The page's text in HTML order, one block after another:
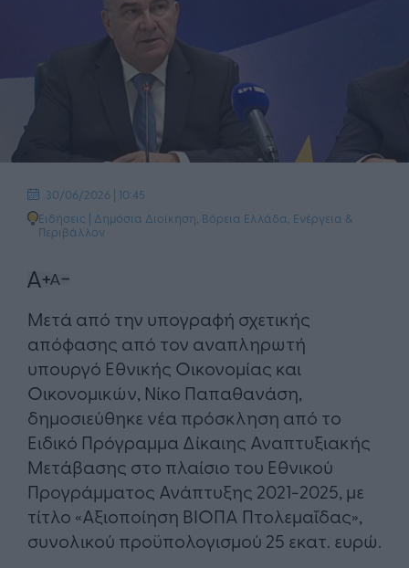
30/06/2026 | 10:45
Ειδήσεις | Δημόσια Διοίκηση Βόρεια Ελλάδα Ενέργεια &
Περιβάλλον
Μετά από την υπογραφή σχετικής
απόφασης από τον αναπληρωτή
υπουργό Εθνικής Οικονομίας και
Οικονομικών, Νίκο Παπαθανάση,
δημοσιεύθηκε νέα πρόσκληση από το
Ειδικό Πρόγραμμα Δίκαιης Αναπτυξιακής
Μετάβασης στο πλαίσιο του Εθνικού
Προγράμματος Ανάπτυξης 2021-2025, με
τίτλο «Αξιοποίηση ΒΙΟΠΑ Πτολεμαΐδας»,
συνολικού προϋπολογισμού 25 εκατ. ευρώ.